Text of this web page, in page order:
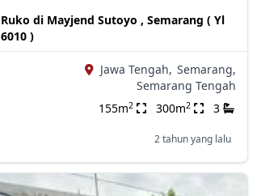
Ruko di Mayjend Sutoyo , Semarang ( Yl
6010 )
Jawa Tengah, Semarang,
Semarang Tengah
155m2 300m2 3
2 tahun yang lalu